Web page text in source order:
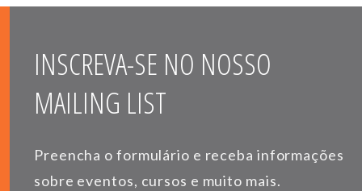
INSCREVA-SE NO NOSSO
MAILING LIST
Preencha o formulário e receba informações
sobre eventos, cursos e muito mais.